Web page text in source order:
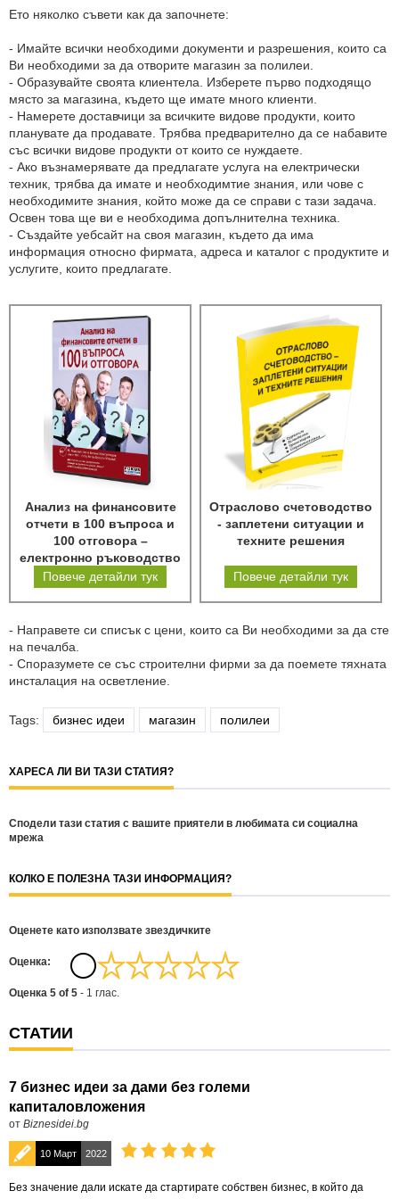
Ето няколко съвети как да започнете:
- Имайте всички необходими документи и разрешения, които са
Ви необходими за да отворите магазин за полилеи.
- Образувайте своята клиентела. Изберете първо подходящо
място за магазина, където ще имате много клиенти.
- Намерете доставчици за всичките видове продукти, които
планувате да продавате. Трябва предварително да се набавите
със всички видове продукти от които се нуждаете.
- Ако възнамерявате да предлагате услуга на електрически
техник, трябва да имате и необходимтие знания, или чове с
необходимите знания, който може да се справи с тази задача.
Освен това ще ви е необходима допълнителна техника.
- Създайте уебсайт на своя магазин, където да има
информация относно фирмата, адреса и каталог с продуктите и
услугите, които предлагате.
Анализ на финансовите
отчети в 100 въпроса и
100 отговора –
електронно ръководство
Повече детайли тук
Отраслово счетоводство
- заплетени ситуации и
техните решения
Повече детайли тук
- Направете си списък с цени, които са Ви необходими за да сте
на печалба.
- Споразумете се със строителни фирми за да поемете тяхната
инсталация на осветление.
Tags: бизнес идеи магазин полилеи
ХАРЕСА ЛИ ВИ ТАЗИ СТАТИЯ?
Сподели тази статия с вашите приятели в любимата си социална
мрежа
КОЛКО Е ПОЛЕЗНА ТАЗИ ИНФОРМАЦИЯ?
Оценете като използвате звездичките
Oценка:
Оценка 5 of 5 - 1 глас.
СТАТИИ
7 бизнес идеи за дами без големи
капиталовложения
от Biznesidei.bg
10 Март 2022
Без значение дали искате да стартирате собствен бизнес, в който да